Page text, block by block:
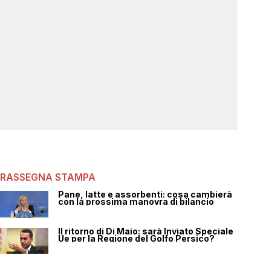
RASSEGNA STAMPA
Pane, latte e assorbenti: cosa cambierà
con la prossima manovra di bilancio
Il ritorno di Di Maio: sarà Inviato Speciale
Ue per la Regione del Golfo Persico?